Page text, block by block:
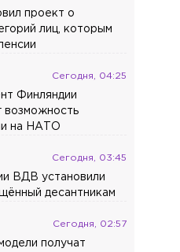
проект о
лиц, которым
Сегодня, 04:25
Финляндии
возможность
на НАТО
Сегодня, 03:45
ВДВ установили
десантникам
Сегодня, 02:57
получат